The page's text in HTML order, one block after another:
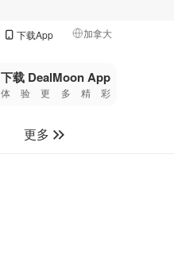
下载App 加拿大
🇺🇸
美国
🇨🇳中国
🇨🇦加拿大
下载 DealMoon App
体验更多精彩
更多